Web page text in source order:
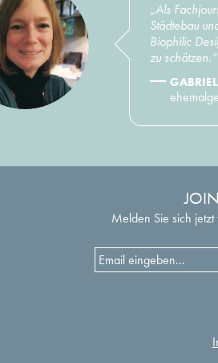
„Als
Städtebau
Biophilic
zu schätzen.“
Melden Sie sich